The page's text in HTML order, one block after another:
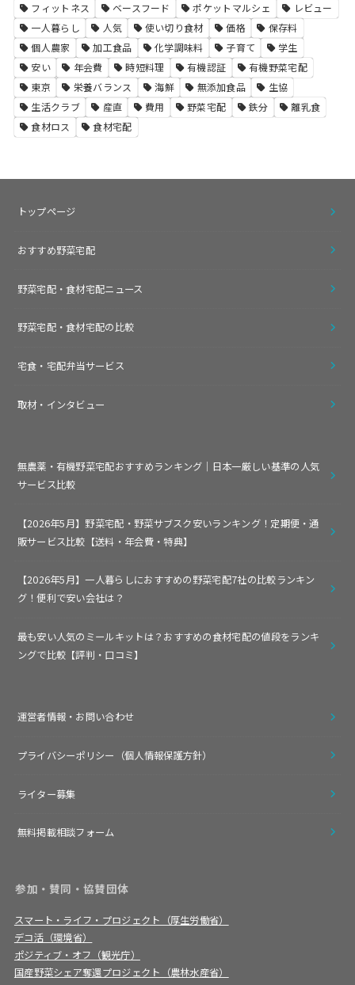
フィットネス
ベースフード ポケットマルシェ
レビュー
一人暮らし
人気 使い切り食材 価格
保存料
個人農家
加工食品 化学調味料 子育て
学生
安い
年会費 時短料理 有機認証
有機野菜宅配
東京
栄養バランス 海鮮 無添加食品
生協
生活クラブ
産直 費用 野菜宅配 鉄分
離乳食
食材ロス
食材宅配
トップページ
おすすめ野菜宅配
野菜宅配・食材宅配ニュース
野菜宅配・食材宅配の比較
宅食・宅配弁当サービス
取材・インタビュー
無農薬・有機野菜宅配おすすめランキング｜日本一厳しい基準の人気
サービス比較
【2026年5月】野菜宅配・野菜サブスク安いランキング！定期便・通
販サービス比較【送料・年会費・特典】
【2026年5月】一人暮らしにおすすめの野菜宅配7社の比較ランキン
グ！便利で安い会社は？
最も安い人気のミールキットは？おすすめの食材宅配の値段をランキ
ングで比較【評判・口コミ】
運営者情報・お問い合わせ
プライバシーポリシー（個人情報保護方針）
ライター募集
無料掲載相談フォーム
参加・賛同・協賛団体
スマート・ライフ・プロジェクト（厚生労働省）
デコ活（環境省）
ポジティブ・オフ（観光庁）
国産野菜シェア奪還プロジェクト（農林水産省）